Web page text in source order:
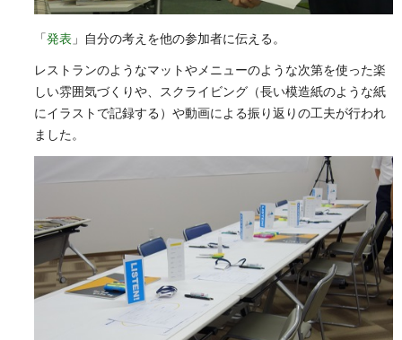
「発表 」自分の考えを他の参加者に伝える。
レストランのようなマットやメニューのような次第を使った楽
しい雰囲気づくりや、スクライビング（長い模造紙のような紙
にイラストで記録する）や動画による振り返りの工夫が行われ
ました。